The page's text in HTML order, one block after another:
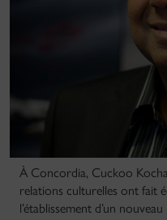
À Concordia, Cuckoo
relations culturelles ont fait
l’établissement d’un